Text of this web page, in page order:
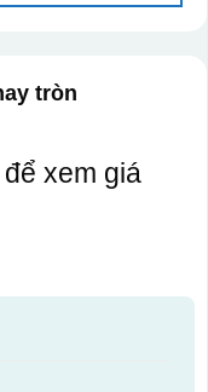
tròn
để xem giá